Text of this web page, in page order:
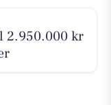
2.950.000 kr